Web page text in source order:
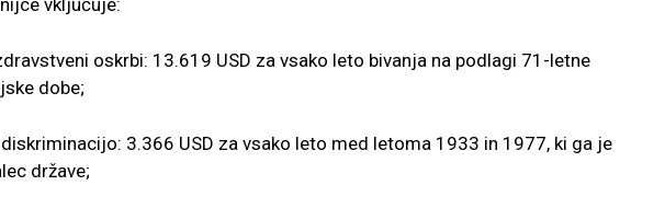
vključuje:
oskrbi: 13.619 USD za vsako leto bivanja na podlagi 71-letne
dobe;
3.366 USD za vsako leto med letoma 1933 in 1977, ki ga je
države;